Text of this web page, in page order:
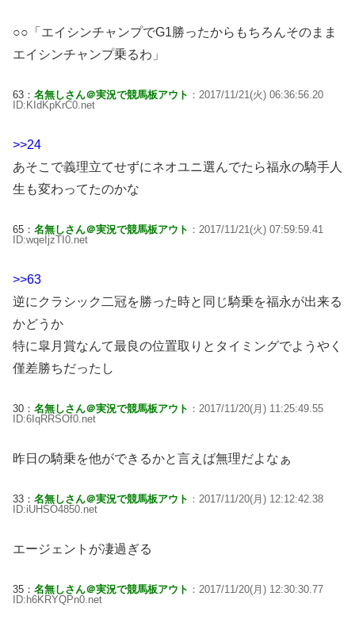
○○「エイシンチャンプでG1勝ったからもちろんそのまま
エイシンチャンプ乗るわ」
63： 名無しさん＠実況で競馬板アウト ：2017/11/21(火) 06:36:56.20
ID:KIdKpKrC0.net
>>24
あそこで義理立てせずにネオユニ選んでたら福永の騎手人
生も変わってたのかな
65： 名無しさん＠実況で競馬板アウト ：2017/11/21(火) 07:59:59.41
ID:wqeIjzTI0.net
>>63
逆にクラシック二冠を勝った時と同じ騎乗を福永が出来る
かどうか
特に皐月賞なんて最良の位置取りとタイミングでようやく
僅差勝ちだったし
30： 名無しさん＠実況で競馬板アウト ：2017/11/20(月) 11:25:49.55
ID:6IqRRSOf0.net
昨日の騎乗を他ができるかと言えば無理だよなぁ
33： 名無しさん＠実況で競馬板アウト ：2017/11/20(月) 12:12:42.38
ID:iUHSO4850.net
エージェントが凄過ぎる
35： 名無しさん＠実況で競馬板アウト ：2017/11/20(月) 12:30:30.77
ID:h6KRYQPn0.net